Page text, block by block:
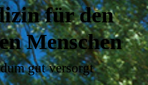
für den
Menschen
gut versorgt